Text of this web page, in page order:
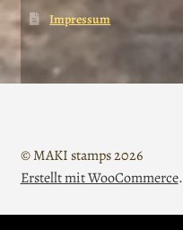
Impressum
© MAKI stamps 2026
Erstellt mit WooCommerce.